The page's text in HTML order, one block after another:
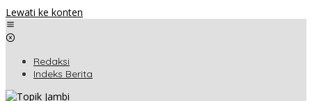
Lewati ke konten
Redaksi
Indeks Berita